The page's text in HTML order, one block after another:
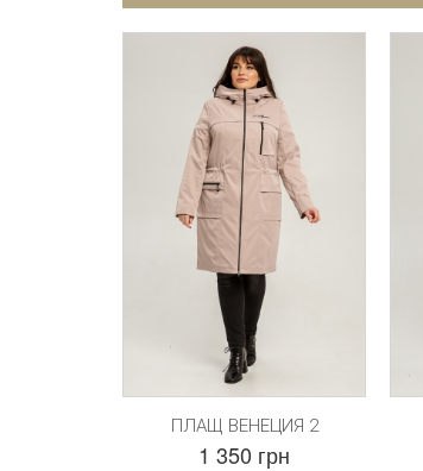
ПЛАЩ ВЕНЕЦИЯ 2
1 350 грн